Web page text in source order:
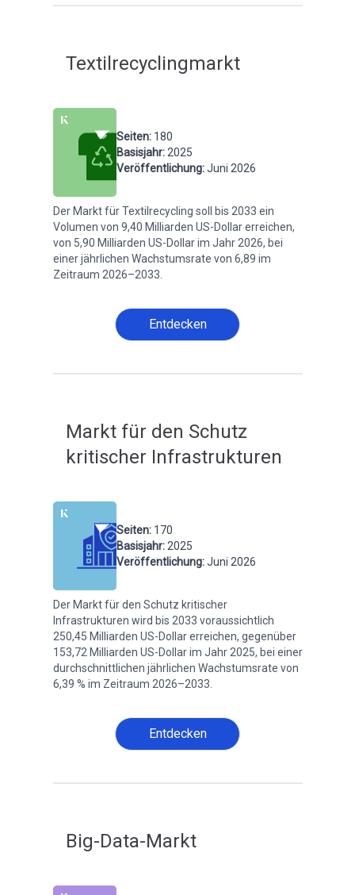
Textilrecyclingmarkt
Seiten: 180
Basisjahr: 2025
Veröffentlichung: Juni 2026
Der Markt für Textilrecycling soll bis 2033 ein
Volumen von 9,40 Milliarden US-Dollar erreichen,
von 5,90 Milliarden US-Dollar im Jahr 2026, bei
einer jährlichen Wachstumsrate von 6,89 im
Zeitraum 2026–2033.
Entdecken
Markt für den Schutz
kritischer Infrastrukturen
Seiten: 170
Basisjahr: 2025
Veröffentlichung: Juni 2026
Der Markt für den Schutz kritischer
Infrastrukturen wird bis 2033 voraussichtlich
250,45 Milliarden US-Dollar erreichen, gegenüber
153,72 Milliarden US-Dollar im Jahr 2025, bei einer
durchschnittlichen jährlichen Wachstumsrate von
6,39 % im Zeitraum 2026–2033.
Entdecken
Big-Data-Markt